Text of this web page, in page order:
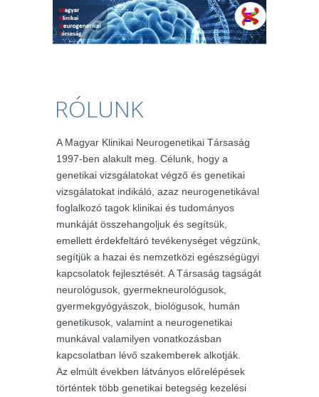
RÓLUNK
A Magyar Klinikai Neurogenetikai Társaság
1997-ben alakult meg. Célunk, hogy a
genetikai vizsgálatokat végző és genetikai
vizsgálatokat indikáló, azaz neurogenetikával
foglalkozó tagok klinikai és tudományos
munkáját összehangoljuk és segítsük,
emellett érdekfeltáró tevékenységet végzünk,
segítjük a hazai és nemzetközi egészségügyi
kapcsolatok fejlesztését. A Társaság tagságát
neurológusok, gyermekneurológusok,
gyermekgyógyászok, biológusok, humán
genetikusok, valamint a neurogenetikai
munkával valamilyen vonatkozásban
kapcsolatban lévő szakemberek alkotják.
Az elmúlt években látványos előrelépések
történtek több genetikai betegség kezelési